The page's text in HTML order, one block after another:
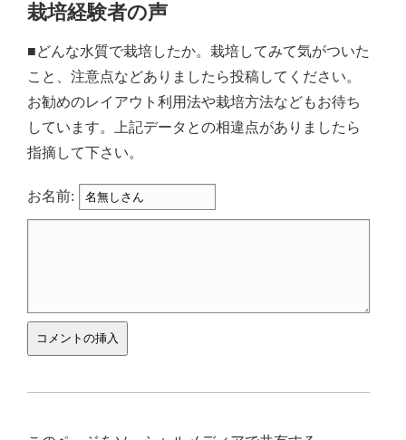
栽培経験者の声
■どんな水質で栽培したか。栽培してみて気がついた
こと、注意点などありましたら投稿してください。
お勧めのレイアウト利用法や栽培方法などもお待ち
しています。上記データとの相違点がありましたら
指摘して下さい。
お名前: